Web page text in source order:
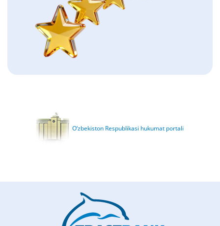
O‘zbekiston Respublikasi hukumat portali